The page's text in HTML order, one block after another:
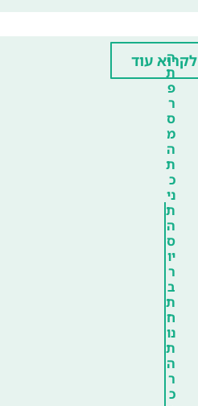
ה
ת
פ
ר
ס
מ
ה
ת
כ
ני
ת
ה
ס
יו
ר
ב
ת
ח
נו
ת
ה
ר
כ
לקרוא עוד